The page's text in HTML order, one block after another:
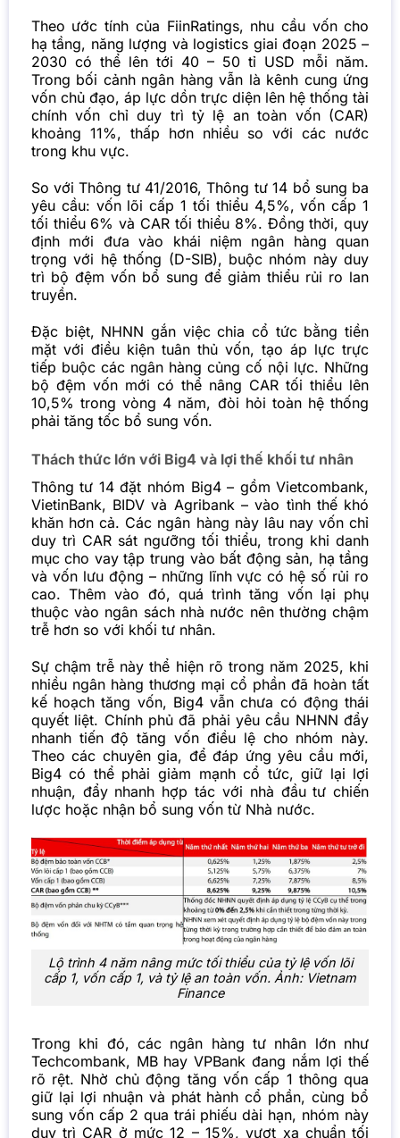
Theo ước tính của FiinRatings, nhu cầu vốn cho
hạ tầng, năng lượng và logistics giai đoạn 2025 –
2030 có thể lên tới 40 – 50 tỉ USD mỗi năm.
Trong bối cảnh ngân hàng vẫn là kênh cung ứng
vốn chủ đạo, áp lực dồn trực diện lên hệ thống tài
chính vốn chỉ duy trì tỷ lệ an toàn vốn (CAR)
khoảng 11%, thấp hơn nhiều so với các nước
trong khu vực.
So với Thông tư 41/2016, Thông tư 14 bổ sung ba
yêu cầu: vốn lõi cấp 1 tối thiểu 4,5%, vốn cấp 1
tối thiểu 6% và CAR tối thiểu 8%. Đồng thời, quy
định mới đưa vào khái niệm ngân hàng quan
trọng với hệ thống (D-SIB), buộc nhóm này duy
trì bộ đệm vốn bổ sung để giảm thiểu rủi ro lan
truyền.
Đặc biệt, NHNN gắn việc chia cổ tức bằng tiền
mặt với điều kiện tuân thủ vốn, tạo áp lực trực
tiếp buộc các ngân hàng củng cố nội lực. Những
bộ đệm vốn mới có thể nâng CAR tối thiểu lên
10,5% trong vòng 4 năm, đòi hỏi toàn hệ thống
phải tăng tốc bổ sung vốn.
Thách thức lớn với Big4 và lợi thế khối tư nhân
Thông tư 14 đặt nhóm Big4 – gồm Vietcombank,
VietinBank, BIDV và Agribank – vào tình thế khó
khăn hơn cả. Các ngân hàng này lâu nay vốn chỉ
duy trì CAR sát ngưỡng tối thiểu, trong khi danh
mục cho vay tập trung vào bất động sản, hạ tầng
và vốn lưu động – những lĩnh vực có hệ số rủi ro
cao. Thêm vào đó, quá trình tăng vốn lại phụ
thuộc vào ngân sách nhà nước nên thường chậm
trễ hơn so với khối tư nhân.
Sự chậm trễ này thể hiện rõ trong năm 2025, khi
nhiều ngân hàng thương mại cổ phần đã hoàn tất
kế hoạch tăng vốn, Big4 vẫn chưa có động thái
quyết liệt. Chính phủ đã phải yêu cầu NHNN đẩy
nhanh tiến độ tăng vốn điều lệ cho nhóm này.
Theo các chuyên gia, để đáp ứng yêu cầu mới,
Big4 có thể phải giảm mạnh cổ tức, giữ lại lợi
nhuận, đẩy nhanh hợp tác với nhà đầu tư chiến
lược hoặc nhận bổ sung vốn từ Nhà nước.
Lộ trình 4 năm nâng mức tối thiểu của tỷ lệ vốn lõi
cấp 1, vốn cấp 1, và tỷ lệ an toàn vốn. Ảnh: Vietnam
Finance
Trong khi đó, các ngân hàng tư nhân lớn như
Techcombank, MB hay VPBank đang nắm lợi thế
rõ rệt. Nhờ chủ động tăng vốn cấp 1 thông qua
giữ lại lợi nhuận và phát hành cổ phần, cùng bổ
sung vốn cấp 2 qua trái phiếu dài hạn, nhóm này
duy trì CAR ở mức 12 – 15%, vượt xa chuẩn tối